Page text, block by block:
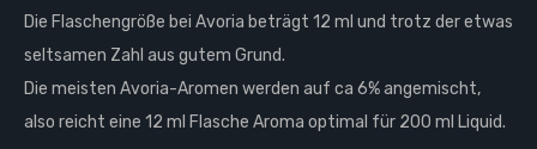
Die Flaschengröße bei Avoria beträgt 12 ml und trotz der etwas
seltsamen Zahl aus gutem Grund.
Die meisten Avoria-Aromen werden auf ca 6% angemischt,
also reicht eine 12 ml Flasche Aroma optimal für 200 ml Liquid.